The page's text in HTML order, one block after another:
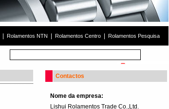
Rolamentos NTN Rolamentos Centro Rolamentos Pesquisa
Contactos
Nome da empresa:
Lishui Rolamentos Trade Co.,Ltd.